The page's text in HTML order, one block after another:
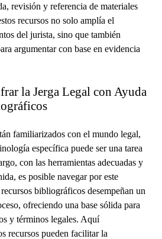
revisión y referencia de materiales
recursos no solo amplía el
del jurista, sino que también
argumentar con base en evidencia
la Jerga Legal con Ayuda
familiarizados con el mundo legal,
específica puede ser una tarea
con las herramientas adecuadas y
es posible navegar por este
bibliográficos desempeñan un
ofreciendo una base sólida para
y términos legales. Aquí
recursos pueden facilitar la